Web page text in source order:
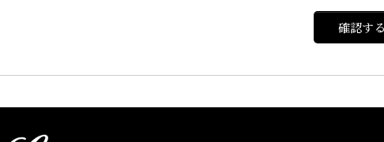
確認する